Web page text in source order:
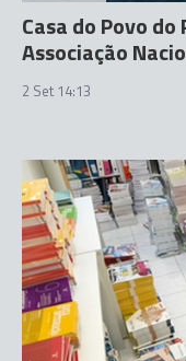
Casa do Povo
Associação
2 Set 14:13